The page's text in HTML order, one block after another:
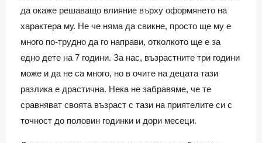
да окаже решаващо влияние върху оформянето на
характера му. Не че няма да свикне, просто ще му е
много по-трудно да го направи, отколкото ще е за
едно дете на 7 години. За нас, възрастните три години
може и да не са много, но в очите на децата тази
разлика е драстична. Нека не забравяме, че те
сравняват своята възраст с тази на приятелите си с
точност до половин годинки и дори месеци.